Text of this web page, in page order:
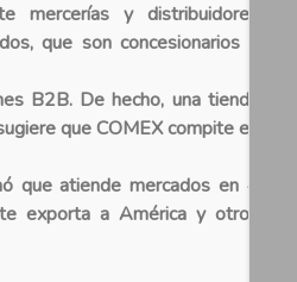
mercerías y distribuidores
que son concesionarios o
B2B. De hecho, una tienda
que COMEX compite en
que atiende mercados en 4
exporta a América y otros